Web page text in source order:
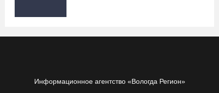
Информационное агентство «Вологда Регион»